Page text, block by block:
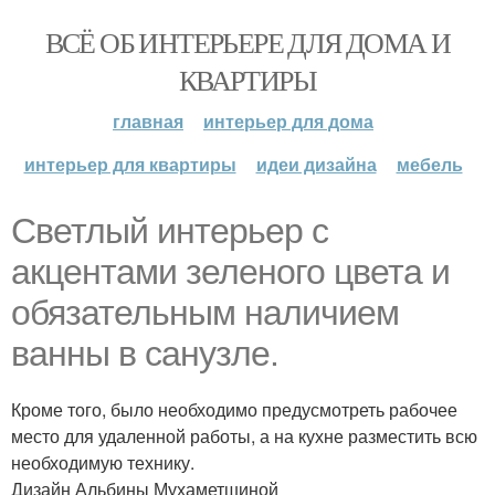
ВСЁ ОБ ИНТЕРЬЕРЕ ДЛЯ ДОМА И
КВАРТИРЫ
главная
интерьер для дома
интерьер для квартиры
идеи дизайна мебель
Светлый интерьер с
акцентами зеленого цвета и
обязательным наличием
ванны в санузле.
Кроме того, было необходимо предусмотреть рабочее
место для удаленной работы, а на кухне разместить всю
необходимую технику.
Дизайн Альбины Мухаметшиной